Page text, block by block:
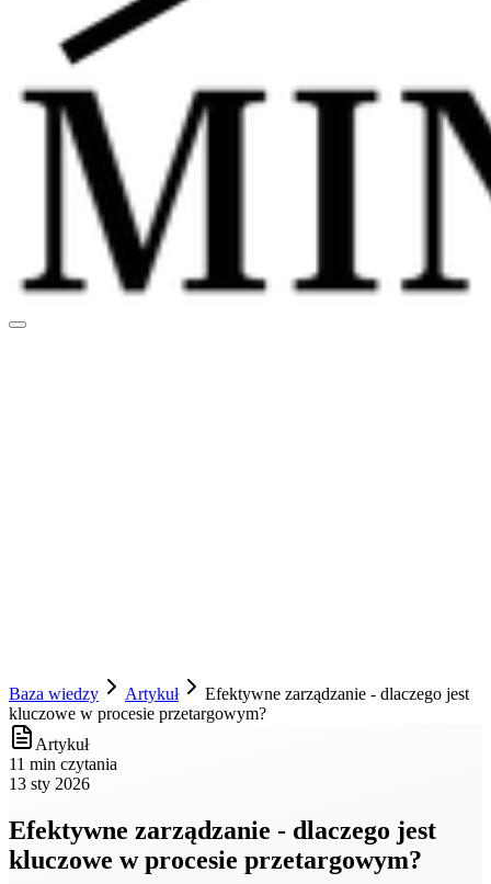
Baza wiedzy Artykuł
Efektywne zarządzanie - dlaczego jest
kluczowe w procesie przetargowym?
Artykuł
11 min czytania
13 sty 2026
Efektywne zarządzanie - dlaczego jest
kluczowe w procesie przetargowym?